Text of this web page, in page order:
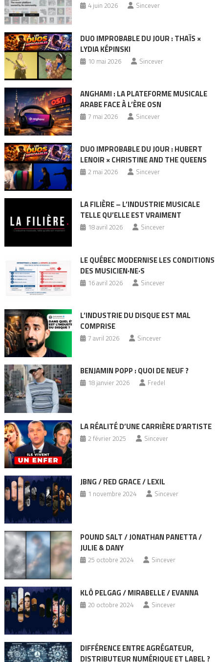
4 juin 2026 Sincever
DUO IMPROBABLE DU JOUR : THAÏS ×
LYDIA KÉPINSKI
10 mai 2026 Sincever
ANGHAMI : LA PLATEFORME MUSICALE
ARABE FACE À L’ÈRE OSN
7 mai 2026 Sincever
DUO IMPROBABLE DU JOUR : HUBERT
LENOIR × CHRISTINE AND THE QUEENS
2 mai 2026 Sincever
LA FILIÈRE – L’INDUSTRIE MUSICALE
TELLE QU’ELLE EST VRAIMENT
18 avril 2026 Sincever
LE QUÉBEC MODERNISE LES CONDITIONS
DES MUSICIEN·NE·S
16 avril 2026 Sincever
L’INDUSTRIE DU DISQUE EST MAL
COMPRISE
7 avril 2026 Sincever
BENJAMIN POPP : QUOI DE NEUF ?
18 janvier 2026 Fredel
LA RÉALITÉ D’UNE CARRIÈRE D’ARTISTE
2 février 2025 Sincever
JBNG / RED GRACE / LEXIL
1 novembre 2024 Sincever
POUND SALT / JONATHAN PANETTA /
JULIE & DANY
25 octobre 2024 Sincever
KLÔ PELGAG / MIRABELLE / EVANNA
20 octobre 2024 Sincever
DIFFÉRENCE ENTRE AGRÉGATEUR,
DISTRIBUTEUR NUMÉRIQUE ET LABEL ?